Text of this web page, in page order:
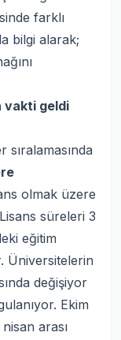
farklı
bilgi alarak;
vakti geldi
sıralamasında
olmak üzere
süreleri 3
eğitim
Üniversitelerin
değişiyor
Ekim
arası